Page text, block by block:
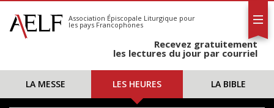
S'abonner
Calendrier
Association Épiscopale Liturgique pour
les pays Francophones
Recevez gratuitement
les lectures du jour par courriel
LA MESSE LES HEURES LA BIBLE